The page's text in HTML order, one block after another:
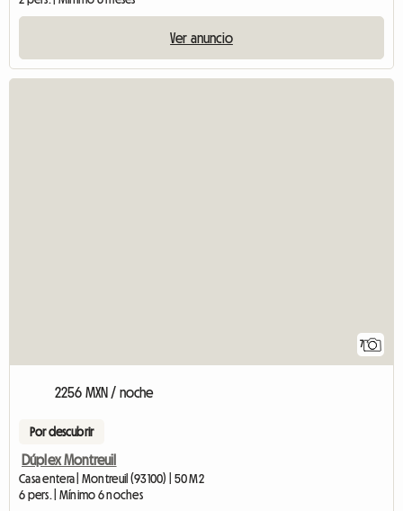
Ver anuncio
7
2256 MXN / noche
Por descubrir
Dúplex Montreuil
Casa entera | Montreuil (93100) | 50 M2
6 pers. | Mínimo 6 noches